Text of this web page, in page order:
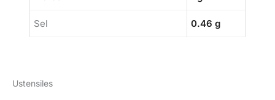
Sel 0.46 g
Ustensiles